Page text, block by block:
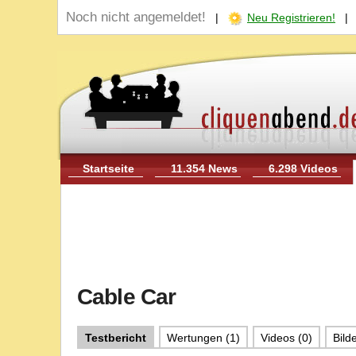
Noch nicht angemeldet! | Neu Registrieren!
Startseite 11.354 News 6.298 Videos
Cable Car
Testbericht Wertungen (1) Videos (0)